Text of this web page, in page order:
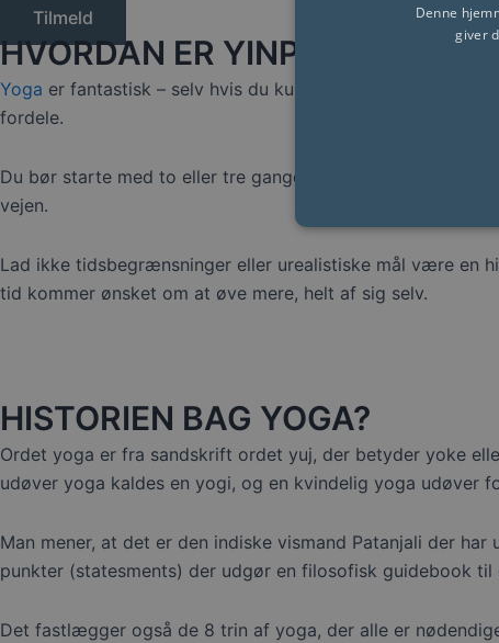
Tilmeld
HVORDAN ER YINPOWER
Yoga er fantastisk – selv hvis du kun træner i en time om
fordele.
Du bør starte med to eller tre gange om ugen, i en time
vejen.
Lad ikke tidsbegrænsninger eller urealistiske mål være en
tid kommer ønsket om at øve mere, helt af sig selv.
HISTORIEN BAG YOGA?
Ordet yoga er fra sandskrift ordet yuj, der betyder yoke
udøver yoga kaldes en yogi, og en kvindelig yoga udøver
Man mener, at det er den indiske vismand Patanjali der
punkter (statesments) der udgør en filosofisk guidebook
Det fastlægger også de 8 trin af yoga, der alle er
Denne
giver